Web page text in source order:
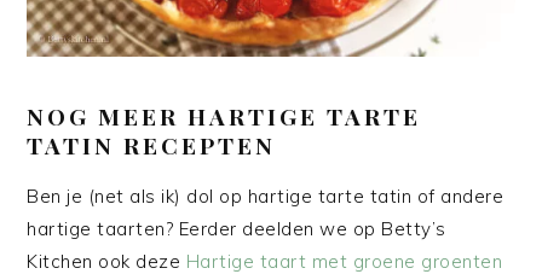
NOG MEER HARTIGE TARTE
TATIN RECEPTEN
Ben je (net als ik) dol op hartige tarte tatin of andere
hartige taarten? Eerder deelden we op Betty’s
Kitchen ook deze Hartige taart met groene groenten